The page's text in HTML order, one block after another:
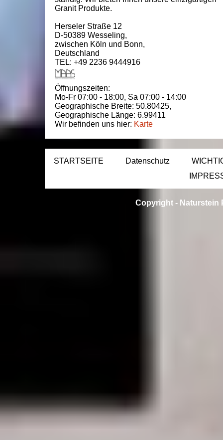
Granit Produkte.
Herseler Straße 12
D-50389 Wesseling,
zwischen Köln und Bonn,
Deutschland
TEL: +49 2236 9444916
Öffnungszeiten:
Mo-Fr 07:00 - 18:00, Sa 07:00 - 14:00
Geographische Breite: 50.80425,
Geographische Länge: 6.99411
Wir befinden uns hier: Karte
STARTSEITE Datenschutz
Copyright - Naturstein